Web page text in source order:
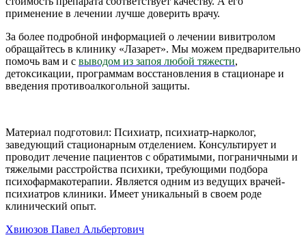
применение в лечении лучше доверить врачу.
За более подробной информацией о лечении вивитролом
обращайтесь в клинику «Лазарет». Мы можем предварительно
помочь вам и с выводом из запоя любой тяжести,
детоксикации, программам восстановления в стационаре и
введения противоалкогольной защиты.
Материал подготовил: Психиатр, психиатр-нарколог,
заведующий стационарным отделением. Консультирует и
проводит лечение пациентов с обратимыми, пограничными и
тяжелыми расстройства психики, требующими подбора
психофармакотерапии. Является одним из ведущих врачей-
психиатров клиники. Имеет уникальный в своем роде
клинический опыт.
Хвиюзов Павел Альбертович